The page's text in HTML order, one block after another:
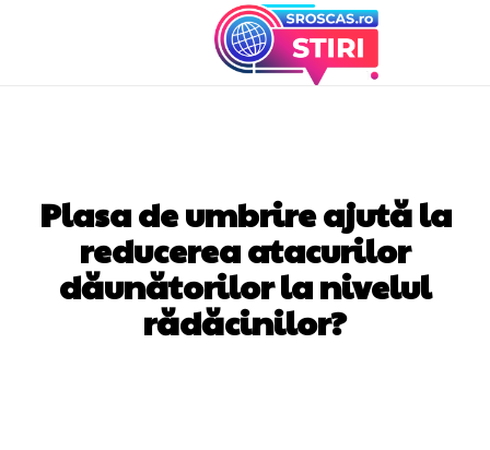
Plasa de umbrire ajută la
reducerea atacurilor
dăunătorilor la nivelul
rădăcinilor?